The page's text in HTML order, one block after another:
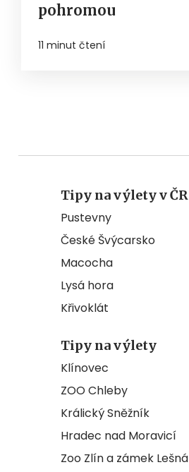
pohromou
11 minut čtení
Tipy na výlety v ČR
Pustevny
České Švýcarsko
Macocha
Lysá hora
Křivoklát
Tipy na výlety
Klínovec
ZOO Chleby
Králický Sněžník
Hradec nad Moravicí
Zoo Zlín a zámek Lešná